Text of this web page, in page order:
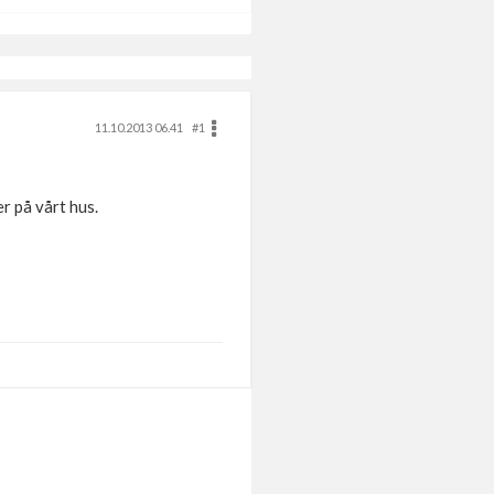
11.10.2013 06.41
#1
på vårt hus.